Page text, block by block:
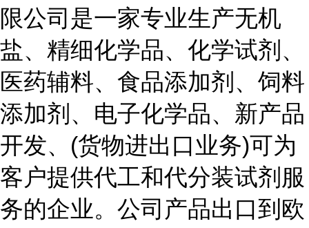
限公司是一家专业生产无机
盐、精细化学品、化学试剂、
医药辅料、食品添加剂、饲料
添加剂、电子化学品、新产品
开发、(货物进出口业务)可为
客户提供代工和代分装试剂服
务的企业。公司产品出口到欧